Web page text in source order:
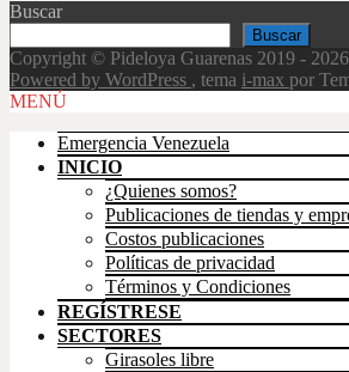
Buscar
Buscar
Copyright © Pideloya Guarenas 2019 - 2026
Powered by WordPress , tema i-max por
Scroll
MENÚ
Emergencia Venezuela
INICIO
¿Quienes somos?
Publicaciones de tiendas y
Costos publicaciones
Políticas de privacidad
Términos y Condiciones
REGÍSTRESE
SECTORES
Girasoles libre